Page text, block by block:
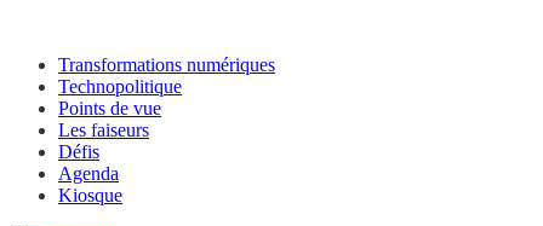
Transformations numériques
Technopolitique
Points de vue
Les faiseurs
Défis
Agenda
Kiosque